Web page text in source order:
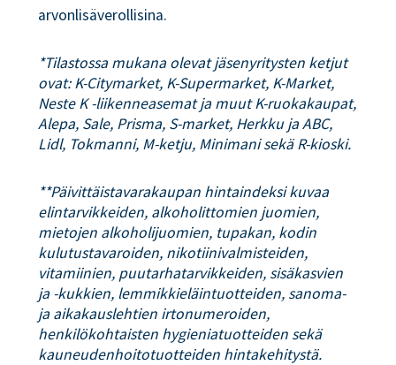
arvonlisäverollisina.
*Tilastossa mukana olevat jäsenyritysten ketjut
ovat: K-Citymarket, K-Supermarket, K-Market,
Neste K -liikenneasemat ja muut K-ruokakaupat,
Alepa, Sale, Prisma, S-market, Herkku ja ABC,
Lidl, Tokmanni, M-ketju, Minimani sekä R-kioski.
**Päivittäistavarakaupan hintaindeksi kuvaa
elintarvikkeiden, alkoholittomien juomien,
mietojen alkoholijuomien, tupakan, kodin
kulutustavaroiden, nikotiinivalmisteiden,
vitamiinien, puutarhatarvikkeiden, sisäkasvien
ja -kukkien, lemmikkieläintuotteiden, sanoma-
ja aikakauslehtien irtonumeroiden,
henkilökohtaisten hygieniatuotteiden sekä
kauneudenhoitotuotteiden hintakehitystä.